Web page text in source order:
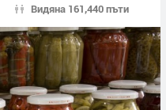
Видяна 161,440 пъти